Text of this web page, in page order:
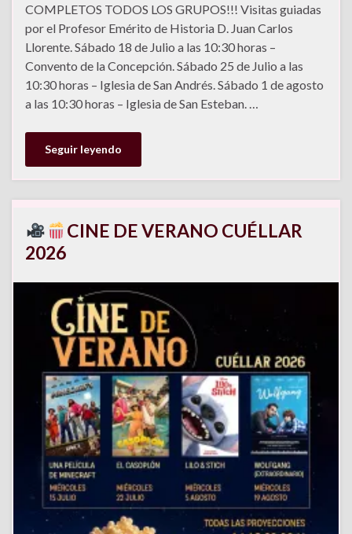
COMPLETOS TODOS LOS GRUPOS!!! Visitas guiadas
por el Profesor Emérito de Historia D. Juan Carlos
Llorente. Sábado 18 de Julio a las 10:30 horas –
Convento de la Concepción. Sábado 25 de Julio a las
10:30 horas – Iglesia de San Andrés. Sábado 1 de agosto
a las 10:30 horas – Iglesia de San Esteban. …
Seguir leyendo
CINE DE VERANO CUÉLLAR
2026